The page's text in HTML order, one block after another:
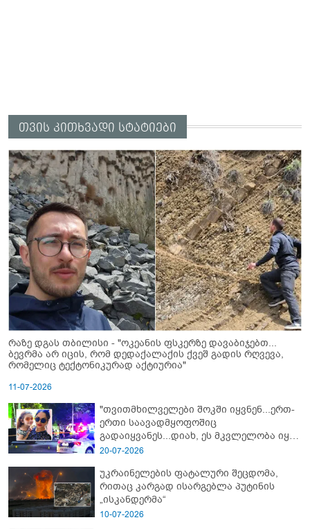
თვის კითხვადი სტატიები
რაზე დგას თბილისი - "ოკეანის ფსკერზე დავაბიჯებთ...
ბევრმა არ იცის, რომ დედაქალაქის ქვეშ გადის რღვევა,
რომელიც ტექტონიკურად აქტიურია"
11-07-2026
"თვითმხილველები შოკში იყვნენ...ერთ-
ერთი საავადმყოფოშიც
გადაიყვანეს...დიახ, ეს მკვლელობა იყო"
- გორში დატრიალებული ტრაგედიის
20-07-2026
უკრაინელების ფატალური შეცდომა,
რითაც კარგად ისარგებლა პუტინის
„ისკანდერმა“
10-07-2026